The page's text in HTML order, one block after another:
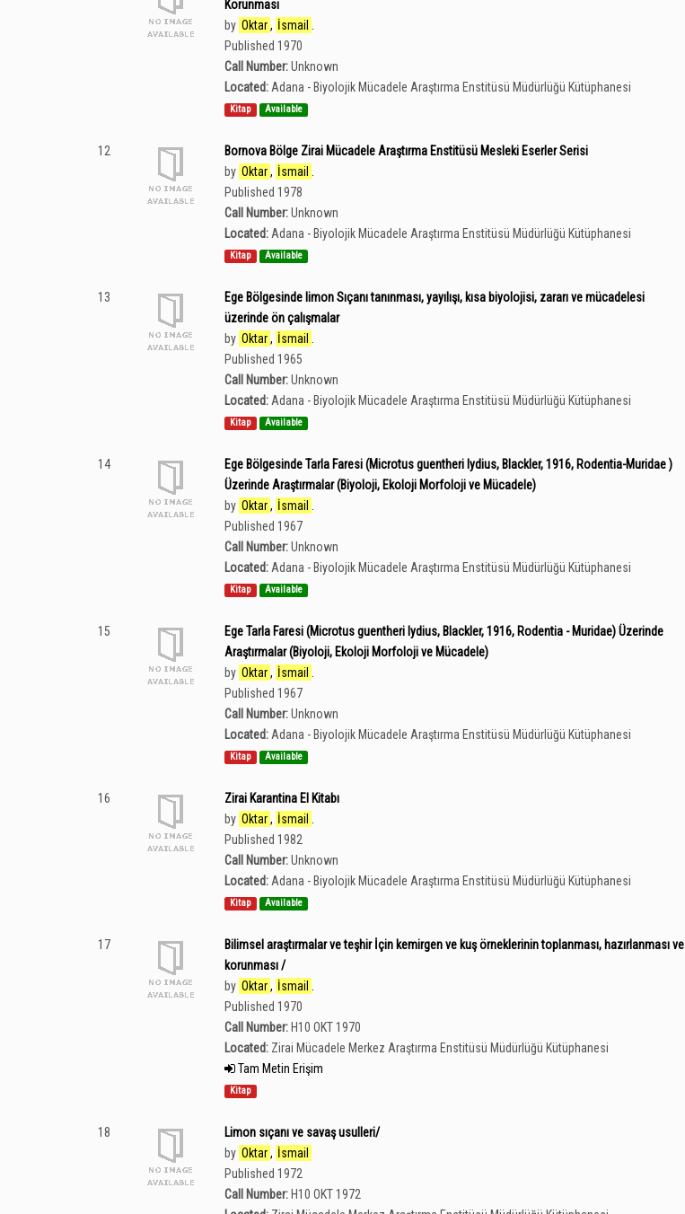
Korunması
by Oktar , İsmail
Published 1970
Call Number:Unknown
Located: Adana - Biyolojik Mücadele Araştırma Enstitüsü Müdürlüğü Kütüphanesi
Kitap Available
12
Bornova Bölge Zirai Mücadele Araştırma Enstitüsü Mesleki Eserler Serisi
by Oktar , İsmail
Published 1978
Call Number:Unknown
Located: Adana - Biyolojik Mücadele Araştırma Enstitüsü Müdürlüğü Kütüphanesi
Kitap Available
13
Ege Bölgesinde limon Sıçanı tanınması, yayılışı, kısa biyolojisi, zararı ve mücadelesi
üzerinde ön çalışmalar
by Oktar , İsmail
Published 1965
Call Number:Unknown
Located: Adana - Biyolojik Mücadele Araştırma Enstitüsü Müdürlüğü Kütüphanesi
Kitap Available
14
Ege Bölgesinde Tarla Faresi (Microtus guentheri Iydius, Blackler, 1916, Rodentia-Muridae )
Üzerinde Araştırmalar (Biyoloji, Ekoloji Morfoloji ve Mücadele)
by Oktar , İsmail
Published 1967
Call Number:Unknown
Located: Adana - Biyolojik Mücadele Araştırma Enstitüsü Müdürlüğü Kütüphanesi
Kitap Available
15
Ege Tarla Faresi (Microtus guentheri Iydius, Blackler, 1916, Rodentia - Muridae) Üzerinde
Araştırmalar (Biyoloji, Ekoloji Morfoloji ve Mücadele)
by Oktar , İsmail
Published 1967
Call Number:Unknown
Located: Adana - Biyolojik Mücadele Araştırma Enstitüsü Müdürlüğü Kütüphanesi
Kitap Available
16
Zirai Karantina El Kitabı
by Oktar , İsmail
Published 1982
Call Number:Unknown
Located: Adana - Biyolojik Mücadele Araştırma Enstitüsü Müdürlüğü Kütüphanesi
Kitap Available
17
Bilimsel araştırmalar ve teşhir İçin kemirgen ve kuş örneklerinin toplanması, hazırlanması ve
korunması /
by Oktar , İsmail
Published 1970
Call Number: H10 OKT 1970
Located: Zirai Mücadele Merkez Araştırma Enstitüsü Müdürlüğü Kütüphanesi
Tam Metin Erişim
Kitap
18
Limon sıçanı ve savaş usulleri/
by Oktar , İsmail
Published 1972
Call Number: H10 OKT 1972